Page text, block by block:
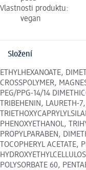
Vlastnosti produktu:
vegan
Složení
ETHYLHEXANOATE,
CROSSPOLYMER,
PEG/PPG-14/14
TRIBEHENIN, LAURETH-
PHENOXYETHANOL,
PROPYLPARABEN,
TOCOPHERYL ACETATE,
POLYSORBATE 60,